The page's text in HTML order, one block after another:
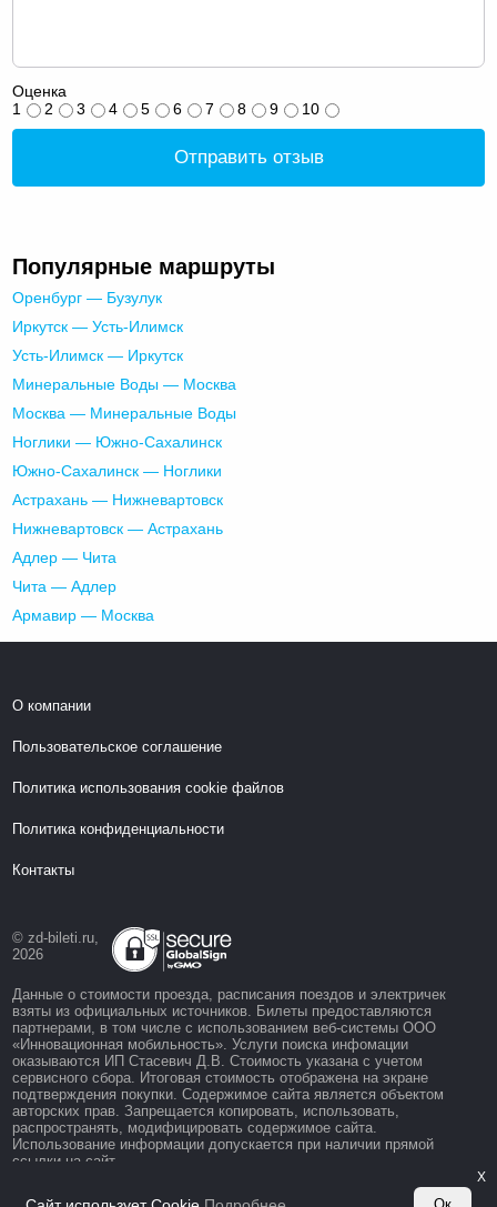
Оценка
1
2 3 4 5 6 7 8 9 10
Отправить отзыв
Популярные маршруты
Оренбург — Бузулук
Иркутск — Усть-Илимск
Усть-Илимск — Иркутск
Минеральные Воды — Москва
Москва — Минеральные Воды
Ноглики — Южно-Сахалинск
Южно-Сахалинск — Ноглики
Астрахань — Нижневартовск
Нижневартовск — Астрахань
Адлер — Чита
Чита — Адлер
Армавир — Москва
О компании
Пользовательское соглашение
Политика использования cookie файлов
Политика конфиденциальности
Контакты
© zd-bileti.ru,
2026
Данные о стоимости проезда, расписания поездов и электричек
взяты из официальных источников. Билеты предоставляются
партнерами, в том числе с использованием веб-системы ООО
«Инновационная мобильность». Услуги поиска инфомации
оказываются ИП Стасевич Д.В. Стоимость указана с учетом
сервисного сбора. Итоговая стоимость отображена на экране
подтверждения покупки. Содержимое сайта является объектом
авторских прав. Запрещается копировать, использовать,
распространять, модифицировать содержимое сайта.
Использование информации допускается при наличии прямой
ссылки на сайт.
X